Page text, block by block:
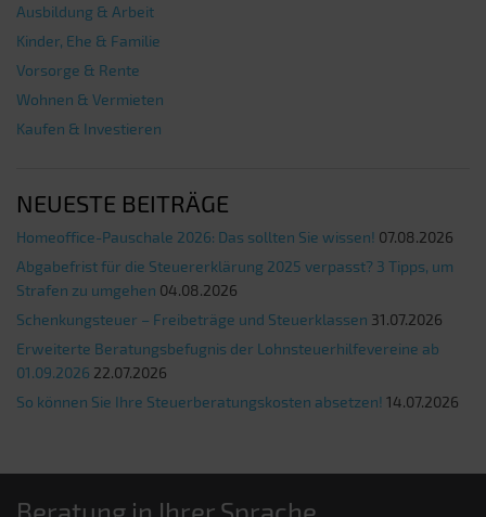
Ausbildung & Arbeit
Kinder, Ehe & Familie
Vorsorge & Rente
Wohnen & Vermieten
Kaufen & Investieren
NEUESTE BEITRÄGE
Homeoffice-Pauschale 2026: Das sollten Sie wissen! 07.08.2026
Abgabefrist für die Steuererklärung 2025 verpasst? 3 Tipps, um
Strafen zu umgehen 04.08.2026
Schenkungsteuer – Freibeträge und Steuerklassen 31.07.2026
Erweiterte Beratungsbefugnis der Lohnsteuerhilfevereine ab
01.09.2026 22.07.2026
So können Sie Ihre Steuerberatungskosten absetzen! 14.07.2026